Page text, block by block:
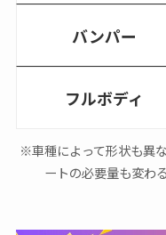
バンパー
フルボディ
※車種によって形状も異
ートの必要量も変わ